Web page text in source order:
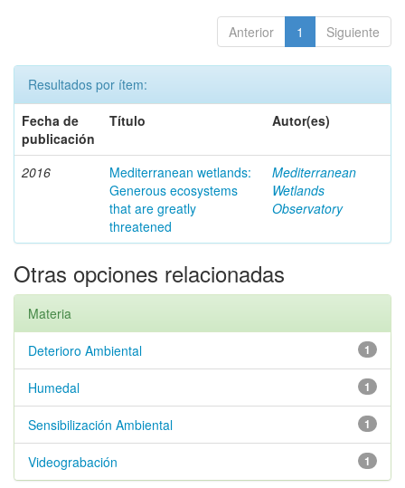
Anterior 1 Siguiente
Resultados por ítem:
Fecha de
publicación
Título Autor(es)
2016
Mediterranean wetlands:
Generous ecosystems
that are greatly
threatened
Mediterranean
Wetlands
Observatory
Otras opciones relacionadas
Materia
1
Deterioro Ambiental
1
Humedal
1
Sensibilización Ambiental
1
Videograbación